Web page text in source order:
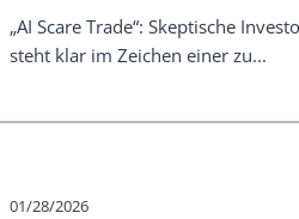
„AI Scare Trade“: Skeptische
steht klar im Zeichen einer zu...
01/28/2026